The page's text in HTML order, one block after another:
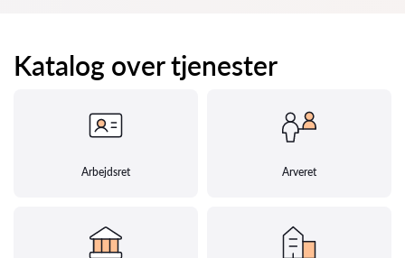
Katalog over tjenester
Arbejdsret Arveret